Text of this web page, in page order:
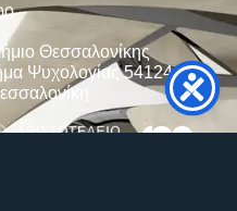
Θεσσαλονίκης
Ψυχολογίας 54124